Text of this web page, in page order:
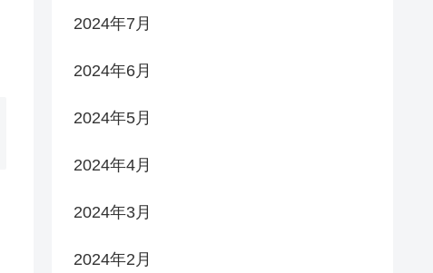
2024年7月
2024年6月
2024年5月
2024年4月
2024年3月
2024年2月